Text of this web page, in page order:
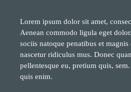
Lorem ipsum dolor sit amet,
Aenean commodo ligula eget
sociis natoque penatibus et
nascetur ridiculus mus. Donec
pellentesque eu, pretium quis,
quis enim.